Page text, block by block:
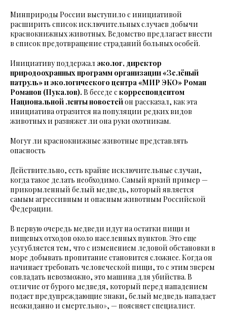
Минприроды России выступило с инициативой
расширить список исключительных случаев добычи
краснокнижных животных. Ведомство предлагает внести
в список предотвращение страданий больных особей.
Инициативу поддержал эколог, директор
природоохранных программ организации «Зелёный
патруль» и экологического центра «МИР ЭКО» Роман
Романов (Пукалов). В беседе с корреспондентом
Национальной ленты новостейон рассказал, как эта
инициатива отразится на популяции редких видов
животных и развяжет ли она руки охотникам.
Могут ли краснокнижные животные представлять
опасность
Действительно, есть крайне исключительные случаи,
когда такое делать необходимо. Самый яркий пример —
прикормленный белый медведь, который является
самым агрессивным и опасным животным Российской
Федерации.
В первую очередь медведи идут на остатки пищи и
пищевых отходов около населенных пунктов. Это еще
усугубляется тем, что с изменением ледовой обстановки в
море добывать пропитание становится сложнее. Когда он
начинает требовать человеческой пищи, то с этим зверем
совладать невозможно, это машина для убийства. В
отличие от бурого медведя, который перед нападением
подает предупреждающие знаки, белый медведь нападает
неожиданно и смертельно», — поясняет специалист.